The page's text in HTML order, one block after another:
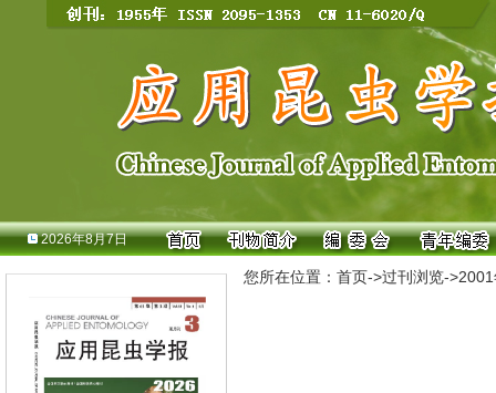
2026年8月7日
您所在位置： 首页->过刊浏览->